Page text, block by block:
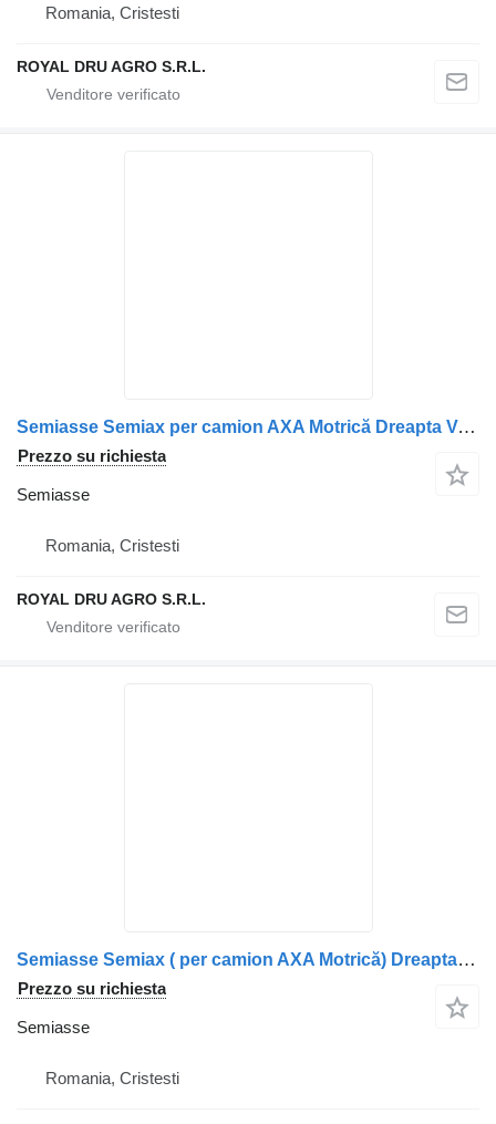
Romania, Cristesti
ROYAL DRU AGRO S.R.L.
Semiasse Semiax per camion AXA Motrică Dreapta Volvo 8172096 7408172096
Prezzo su richiesta
Semiasse
Romania, Cristesti
ROYAL DRU AGRO S.R.L.
Semiasse Semiax ( per camion AXA Motrică) Dreapta Volvo 20732973
Prezzo su richiesta
Semiasse
Romania, Cristesti